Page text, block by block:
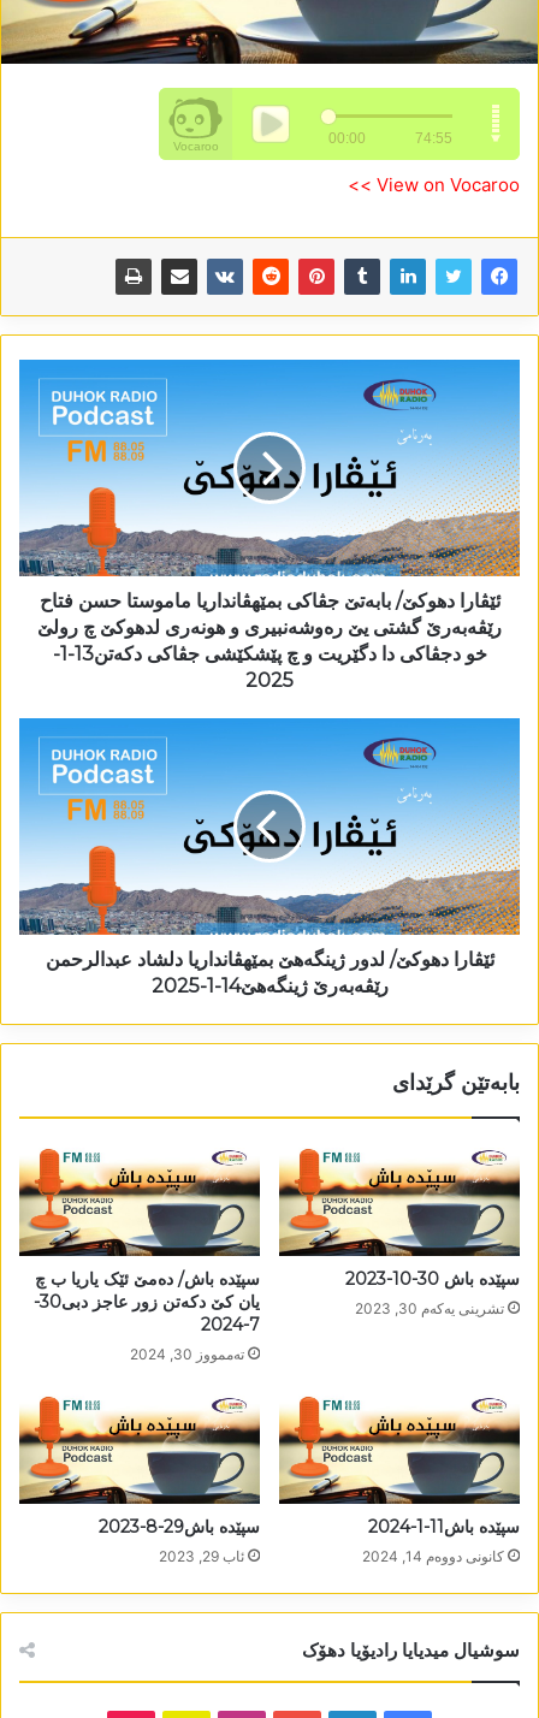
View on Vocaroo >>
ئێڤارا دھوکێ/ بابەتێ جڤاکی بمێھڤانداریا ماموستا حسن فتاح
رێڤەبەرێ گشتی یێ رەوشەنبیری و ھونەری لدھوکێ چ رولێ
خو دجڤاکی دا دگێریت و چ پێشکێشی جڤاکی دکەتن13-1-
2025
ئێڤارا دھوکێ/ لدور ژینگەھێ بمێھڤانداریا دلشاد عبدالرحمن
رێڤەبەرێ ژینگەھێ14-1-2025
بابەتێن گرێدای
سپێدە باش 30-10-2023
تشرینی یه‌كه‌م 30, 2023
سپێدە باش/ دەمێ ئێک یاریا ب چ
یان کێ دکەتن زور عاجز دبی30-
7-2024
تەممووز 30, 2024
سپێدە باش11-1-2024
كانونی دووه‌م 14, 2024
سپێدە باش29-8-2023
ئاب 29, 2023
سوشیال میدیایا رادیۆیا دھۆک